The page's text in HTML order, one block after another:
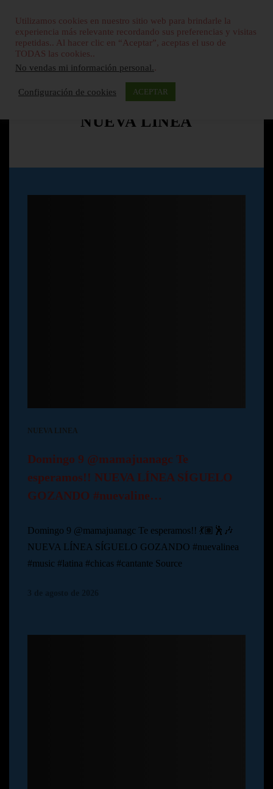
NUEVA LINEA
NUEVA LINEA
Domingo 9 @mamajuanagc Te
esperamos!! NUEVA LÍNEA SÍGUELO
GOZANDO #nuevaline…
Domingo 9 @mamajuanagc Te esperamos!! 💃🏽🕺🎶
NUEVA LÍNEA SÍGUELO GOZANDO #nuevalinea
#music #latina #chicas #cantante Source
Utilizamos cookies en nuestro sitio web para brindarle la
experiencia más relevante recordando sus preferencias y visitas
repetidas.. Al hacer clic en “Aceptar”, aceptas el uso de
TODAS las cookies..
No vendas mi información personal..
Configuración de cookies ACEPTAR